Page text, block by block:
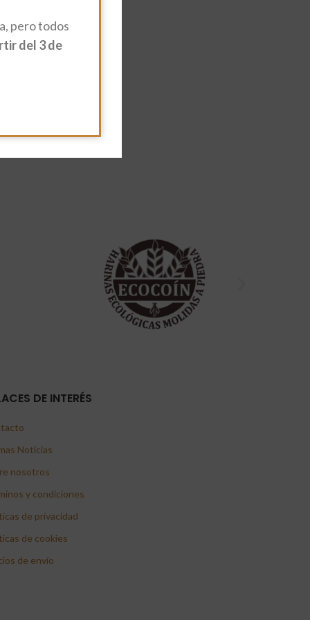
pero todos
del 3 de
DE INTERÉS
Noticias
nosotros
y condiciones
de privacidad
de cookies
de envío